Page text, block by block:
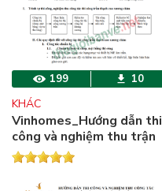
199 10
KHÁC
Vinhomes_Hướng dẫn thi
công và nghiệm thu trận
thạch cao khung xương
chìm